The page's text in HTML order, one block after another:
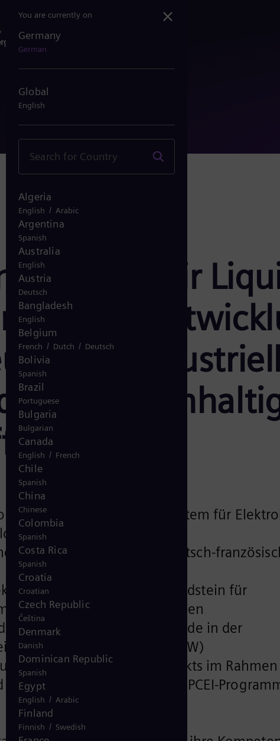
und Air Liquide kooperier...
und Air
bei der
im
ein europäisches Ökosystem für
initiieren
Berlin unterstützen die deutsch-
identifiziert, um den Grundstein für
industriellen Maßstab zu legen
„H2V-Projekt“ von Air Liquide in der
von 200 Megawatt (MW)
Förderung eines Großprojekts im Rahmen
gemeinsame Teilnahme am IPCEI-
You are currently on
Germany
German
Global
English
Algeria
English / Arabic
Argentina
Spanish
Australia
English
Austria
Deutsch
Bangladesh
English
Belgium
French / Dutch / Deutsch
Bolivia
Spanish
Brazil
Portuguese
Bulgaria
Bulgarian
Canada
English / French
Chile
Spanish
China
Chinese
Colombia
Spanish
Costa Rica
Spanish
Croatia
Croatian
Czech Republic
Čeština
Denmark
Danish
Dominican Republic
Spanish
Egypt
English / Arabic
Finland
Finnish / Swedish